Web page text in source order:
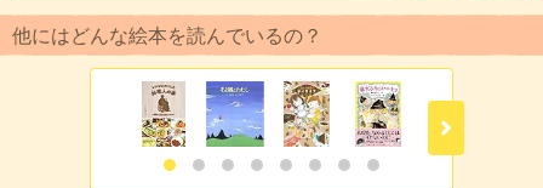
他にはどんな絵本を読んでいるの？